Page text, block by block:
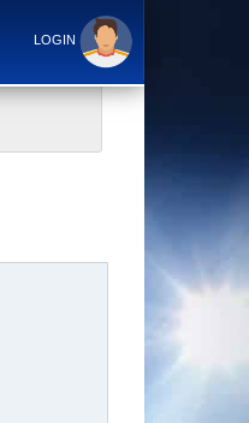
LOGIN